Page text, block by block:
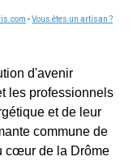
-Vous êtes un artisan ?
d'avenir
les professionnels
et de leur
commune de
cœur de la Drôme